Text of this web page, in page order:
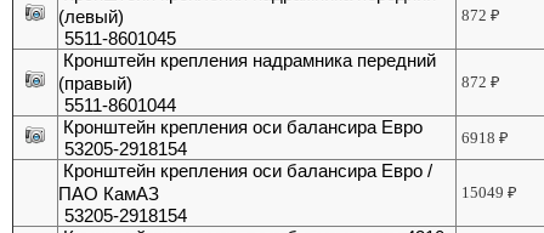
(левый)
5511-8601045
872₽
Кронштейн крепления надрамника передний
(правый)
5511-8601044
872₽
Кронштейн крепления оси балансира Евро
53205-2918154
6918₽
Кронштейн крепления оси балансира Евро /
ПАО КамАЗ
53205-2918154
15049₽